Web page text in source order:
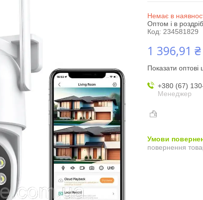
Немає в
Оптом і в роздріб
Код: 234581829
1 396,91 ₴
Показати оптові
+380 (67)
Менеджер
повернення